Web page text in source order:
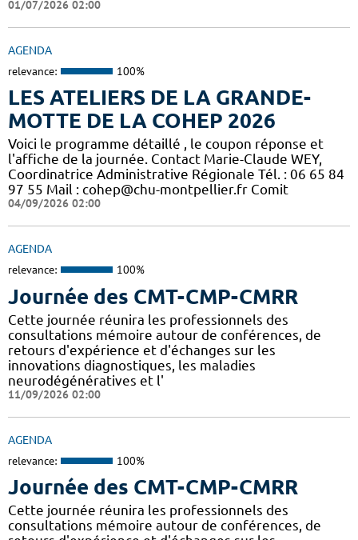
01/07/2026 02:00
AGENDA
relevance: 100%
LES ATELIERS DE LA GRANDE-
MOTTE DE LA COHEP 2026
Voici le programme détaillé , le coupon réponse et
l'affiche de la journée. Contact Marie-Claude WEY,
Coordinatrice Administrative Régionale Tél. : 06 65 84
97 55 Mail : cohep@chu-montpellier.fr Comit
04/09/2026 02:00
AGENDA
relevance: 100%
Journée des CMT-CMP-CMRR
Cette journée réunira les professionnels des
consultations mémoire autour de conférences, de
retours d'expérience et d'échanges sur les
innovations diagnostiques, les maladies
neurodégénératives et l'
11/09/2026 02:00
AGENDA
relevance: 100%
Journée des CMT-CMP-CMRR
Cette journée réunira les professionnels des
consultations mémoire autour de conférences, de